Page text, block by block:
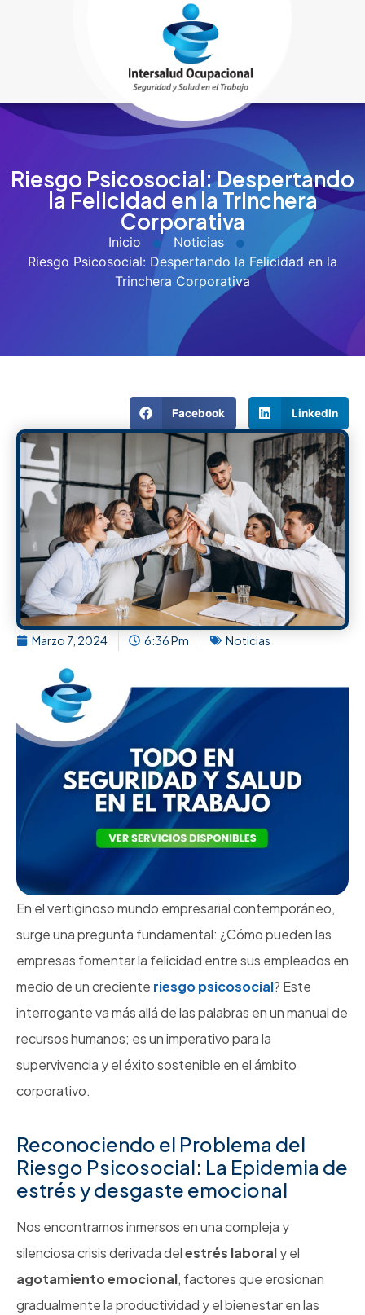
Riesgo Psicosocial: Despertando
la Felicidad en la Trinchera
Corporativa
Inicio
Noticias
Riesgo Psicosocial: Despertando la Felicidad en la
Trinchera Corporativa
Facebook LinkedIn
Marzo 7, 2024 6:36 Pm Noticias
En el vertiginoso mundo empresarial contemporáneo,
surge una pregunta fundamental: ¿Cómo pueden las
empresas fomentar la felicidad entre sus empleados en
medio de un creciente riesgo psicosocial? Este
interrogante va más allá de las palabras en un manual de
recursos humanos; es un imperativo para la
supervivencia y el éxito sostenible en el ámbito
corporativo.
Reconociendo el Problema del
Riesgo Psicosocial: La Epidemia de
estrés y desgaste emocional
Nos encontramos inmersos en una compleja y
silenciosa crisis derivada delestrés laboraly el
agotamiento emocional, factores que erosionan
gradualmente la productividad y el bienestar en las